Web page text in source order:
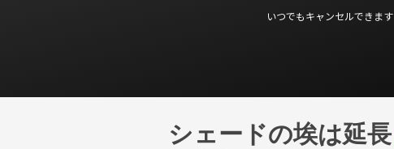
いつでもキャンセルできます
シェードの埃は延長